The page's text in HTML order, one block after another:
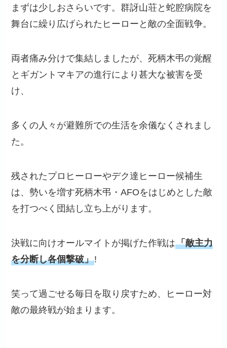
まずは少しおさらいです。群訝山荘と蛇腔病院を
舞台に繰り広げられたヒーローと敵の全面戦争。
両者痛み分けで集結しましたが、死柄木弔の覚醒
とギガントマキアの進行により甚大な被害を受
け、
多くの人々が避難所での生活を余儀なくされまし
た。
残されたプロヒーローやデク達ヒーロー候補生
は、勢いを増す死柄木弔・AFOをはじめとした敵
を打つべく団結し立ち上がります。
決戦に向けオールマイトが掲げた作戦は「敵主力
を分断し各個撃破」!
笑って過ごせる毎日を取り戻すため、ヒーロー対
敵の最終戦が始まります。